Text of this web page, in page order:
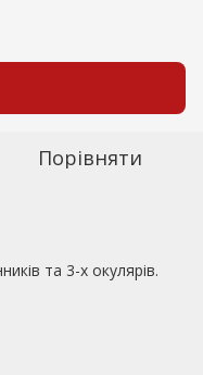
Порівняти
та 3-х окулярів.